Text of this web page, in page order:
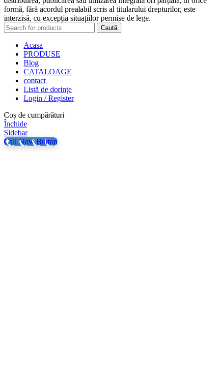
formă, fără acordul prealabil scris al titularului drepturilor, este
interzisă, cu excepția situațiilor permise de lege.
Caută
Acasa
PRODUSE
Blog
CATALOAGE
contact
Listă de dorințe
Login / Register
Coș de cumpărături
Închide
Sidebar
Call Now Button